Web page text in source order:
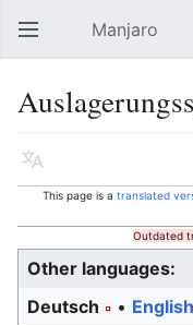
Open main menu Manjaro
Language
This page is a translated
Outdated
Other languages:
Deutsch
• ‎ English